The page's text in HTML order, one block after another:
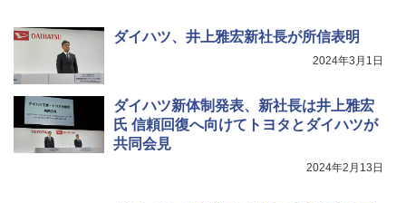
ダイハツ、井上雅宏新社長が所信表明
2024年3月1日
ダイハツ新体制発表、新社長は井上雅宏
氏 信頼回復へ向けてトヨタとダイハツが
共同会見
2024年2月13日